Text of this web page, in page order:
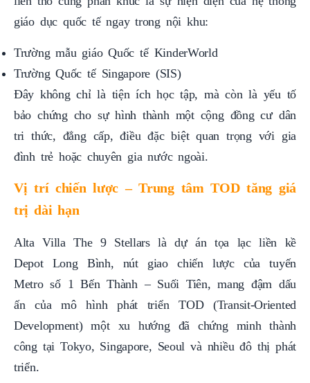
giáo dục quốc tế ngay trong nội khu:
Trường mẫu giáo Quốc tế KinderWorld
Trường Quốc tế Singapore (SIS)
Đây không chỉ là tiện ích học tập, mà còn là yếu tố
bảo chứng cho sự hình thành một cộng đồng cư dân
tri thức, đẳng cấp, điều đặc biệt quan trọng với gia
đình trẻ hoặc chuyên gia nước ngoài.
Vị trí chiến lược – Trung tâm TOD tăng giá
trị dài hạn
Alta Villa The 9 Stellars là dự án tọa lạc liền kề
Depot Long Bình, nút giao chiến lược của tuyến
Metro số 1 Bến Thành – Suối Tiên, mang đậm dấu
ấn của mô hình phát triển TOD (Transit-Oriented
Development) một xu hướng đã chứng minh thành
công tại Tokyo, Singapore, Seoul và nhiều đô thị phát
triển.